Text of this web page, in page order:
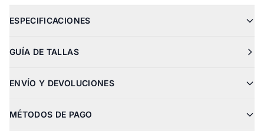
ESPECIFICACIONES
GUÍA DE TALLAS
ENVÍO Y DEVOLUCIONES
MÉTODOS DE PAGO